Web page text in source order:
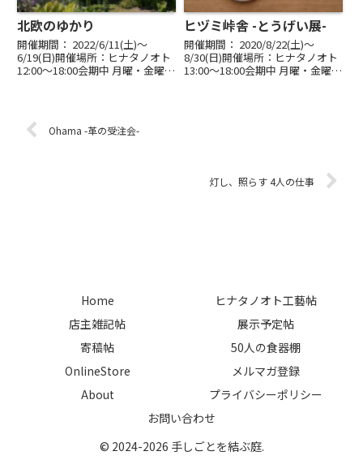
北欧のゆかり
開催期間： 2022/6/11(土)〜
6/19(日)開催場所：ヒナタノオト
12:00～18:00会期中 月曜・金曜
季節に、ヒナタノオトに作品が
集...
ヒヅミ峠舎 -とうげい展-
開催期間： 2020/8/22(土)〜
8/30(日)開催場所：ヒナタノオト
13:00〜18:00会期中 月曜・金曜休
Ohama -革の受注会-
灯し、照らす 4人の仕事
Home
ヒナタノオト工藝帖
店主雑記帖
展示予定帖
寄稿帖
50人の食器棚
OnlineStore
メルマガ登録
About
プライバシーポリシー
お問い合わせ
© 2024-2026 手しごとを結ぶ庭.